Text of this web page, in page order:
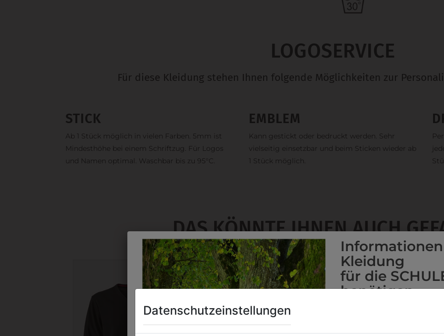
LOGOSERVICE
Für diese Kleidung stehen Ihnen folgende Möglichkeiten zur
STICK
Ab 1 Stück möglich in vielen Farben. 5mm ist
Mindesthöhe bei einem Schriftzug. Für Logos
und Namen optimal. Waschbar bis zu 95°C.
EMBLEM
Kann gestickt oder bedruckt werden. Sehr
vielseitig einsetzbar und beim Sticken wieder ab
1 Stück möglich.
DAS KÖNNTE IHNEN AUCH
Datenschutzeinstellungen
Kleidung
für die
benötigen
AnprobeVorort im